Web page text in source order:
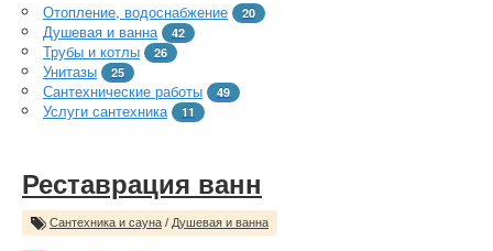
Отопление, водоснабжение 20
Душевая и ванна 42
Трубы и котлы 26
Унитазы 25
Сантехнические работы 49
Услуги сантехника 11
Реставрация ванн
Сантехника и сауна / Душевая и ванна